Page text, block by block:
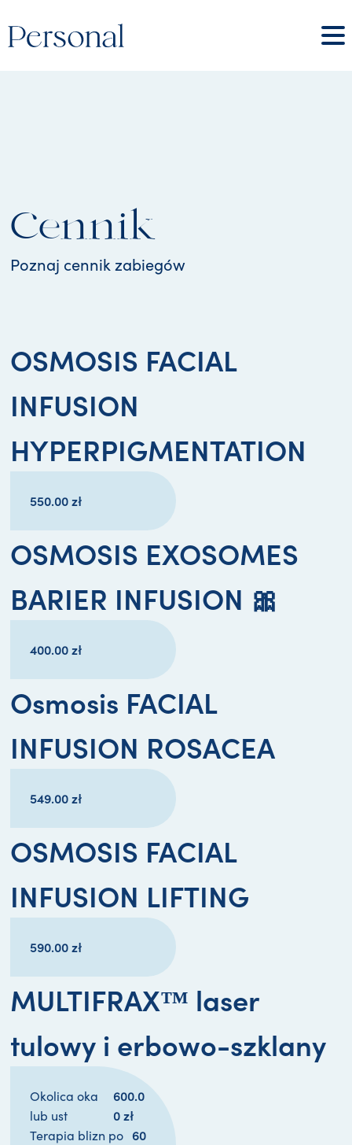
Cennik
Poznaj cennik zabiegów
OSMOSIS FACIAL
INFUSION
HYPERPIGMENTATION
550.00zł
OSMOSIS EXOSOMES
BARIER INFUSION 🎀
400.00zł
Osmosis FACIAL
INFUSION ROSACEA
549.00zł
OSMOSIS FACIAL
INFUSION LIFTING
590.00zł
MULTIFRAX™ laser
tulowy i erbowo-szklany
Okolica oka
lub ust
600.0
0 zł
Terapia blizn po 60